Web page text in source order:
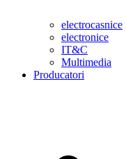
electrocasnice
electronice
IT&C
Multimedia
Producatori